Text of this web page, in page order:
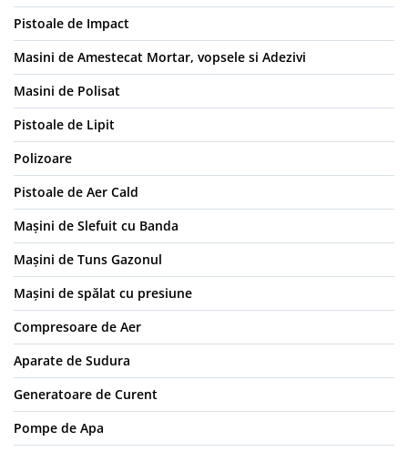
Pistoale de Impact
Masini de Amestecat Mortar, vopsele si Adezivi
Masini de Polisat
Pistoale de Lipit
Polizoare
Pistoale de Aer Cald
Mașini de Slefuit cu Banda
Mașini de Tuns Gazonul
Mașini de spălat cu presiune
Compresoare de Aer
Aparate de Sudura
Generatoare de Curent
Pompe de Apa